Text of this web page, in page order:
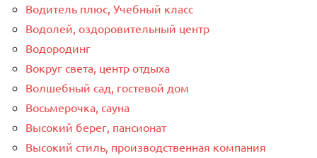
Водитель плюс, Учебный класс
Водолей, оздоровительный центр
Водородинг
Вокруг света, центр отдыха
Волшебный сад, гостевой дом
Восьмерочка, сауна
Высокий берег, пансионат
Высокий стиль, производственная компания